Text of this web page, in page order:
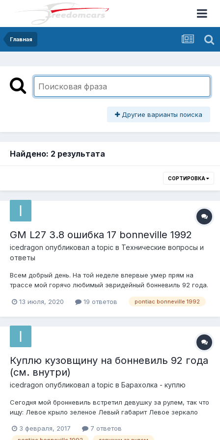
Главная
Другие варианты поиска
Найдено: 2 результата
СОРТИРОВКА
GM L27 3.8 ошибка 17 bonneville 1992
icedragon опубликовал a topic в Технические вопросы и
ответы
Всем добрый день. На той неделе впервые умер прям на
трассе мой горячо любимый эвридейный бонневиль 92 года.
обороты, глохнет и загорается чек. Скрепка показывает
копаюс...
13 июля, 2020 19 ответов pontiac bonneville 1992
Куплю кузовщину на бонневиль 92 года
(см. внутри)
icedragon опубликовал a topic в Барахолка - куплю
Сегодня мой бронневиль встретил девушку за рулем, так что
ищу: Левое крыло зеленое Левый габарит Левое зеркало
внутренняя не нужна) Пластиковые накладки на дверь
3 февраля, 2017 7 ответов